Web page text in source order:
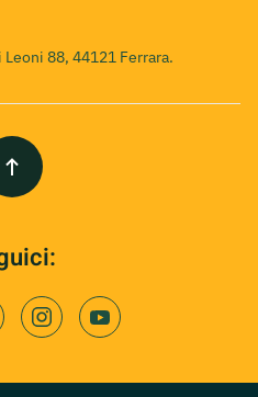
Leoni 88, 44121 Ferrara.